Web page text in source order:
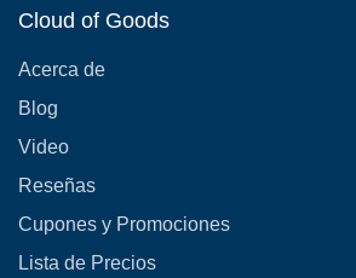
Cloud of Goods
Acerca de
Blog
Video
Reseñas
Cupones y Promociones
Lista de Precios